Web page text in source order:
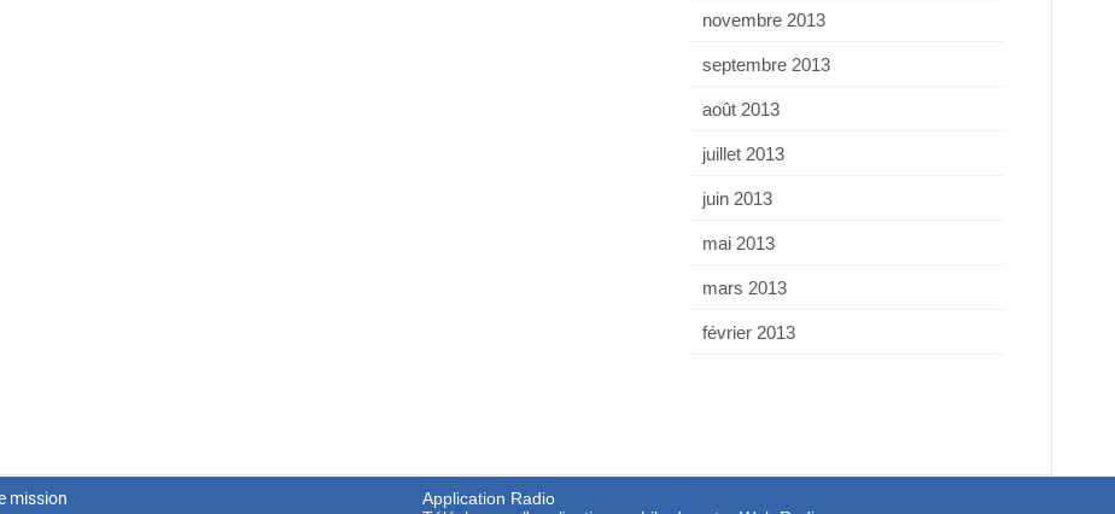
novembre 2013
septembre 2013
août 2013
juillet 2013
juin 2013
mai 2013
mars 2013
février 2013
mission
Application Radio